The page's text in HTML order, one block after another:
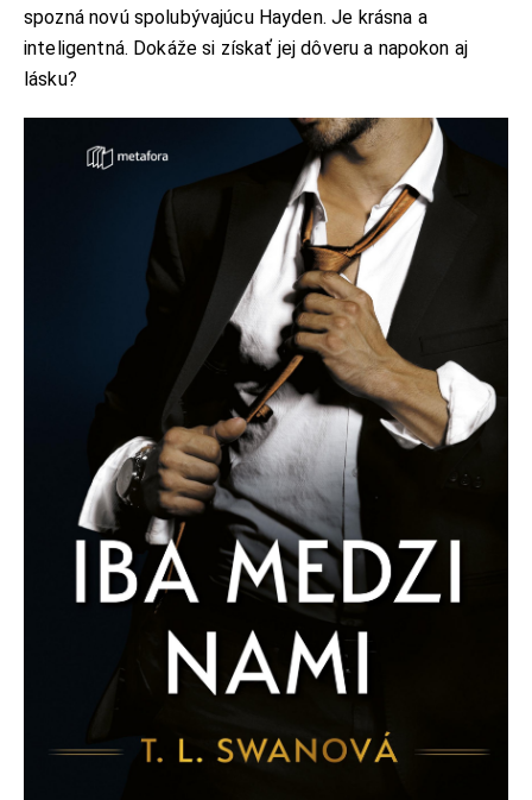
spozná novú spolubývajúcu Hayden. Je krásna a
inteligentná. Dokáže si získať jej dôveru a napokon aj
lásku?